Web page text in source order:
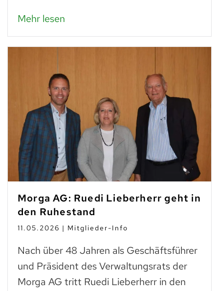
Mehr lesen
Morga AG: Ruedi Lieberherr geht in
den Ruhestand
11.05.2026 | Mitglieder-Info
Nach über 48 Jahren als Geschäftsführer
und Präsident des Verwaltungsrats der
Morga AG tritt Ruedi Lieberherr in den